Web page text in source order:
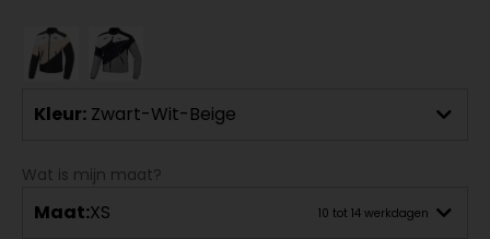
Kleur: Zwart-Wit-Beige
Wat is mijn maat?
Maat:XS 10 tot 14 werkdagen